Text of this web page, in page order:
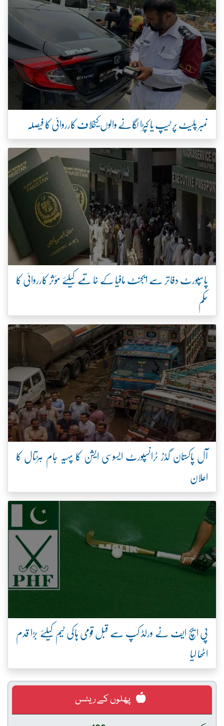
نمبر پلیٹ پر ٹیپ یا کپڑا لگانے والوں کیخلاف کارروائی کا فیصلہ
پاسپورٹ دفاتر سے ایجنٹ مافیا کے خاتمے کیلئے مؤثر کارروائی کا
حکم
آل پاکستان گڈز ٹرانسپورٹ ایسوسی ایشن کا پہیہ جام ہڑتال کا
اعلان
پی ایچ ایف نے ورلڈ کپ سے قبل قومی ہاکی ٹیم کیلئے بڑا قدم
اٹھا لیا
پھلوں کے ریٹس